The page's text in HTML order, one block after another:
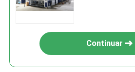
Continuar